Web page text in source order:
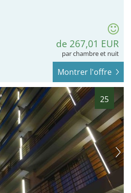
de 267,01 EUR
par chambre et nuit
Montrer l'offre
25